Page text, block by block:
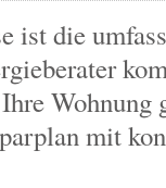
ist die
Wohnung
mit